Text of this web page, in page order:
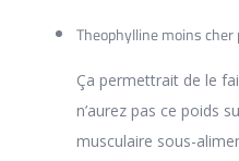
Theophylline moins
Ça permettrait de le
n’aurez pas ce poids
musculaire sous-